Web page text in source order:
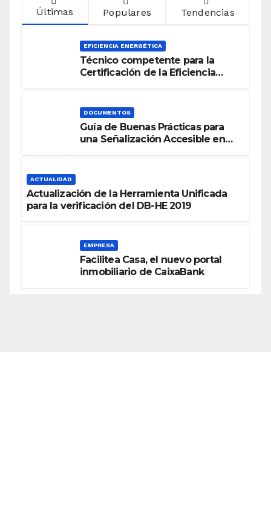
Últimas Populares Tendencias
EFICIENCIA ENERGÉTICA
Técnico competente para la
Certificación de la Eficiencia
DOCUMENTOS
Guía de Buenas Prácticas para
una Señalización Accesible en
ACTUALIDAD
Actualización de la Herramienta Unificada
para la verificación del DB-HE 2019
EMPRESA
Facilitea Casa, el nuevo portal
inmobiliario de CaixaBank